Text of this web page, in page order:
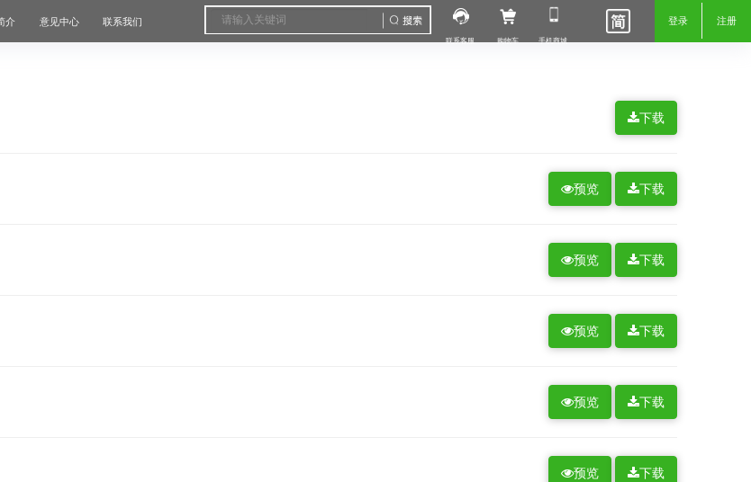
介 意见中心 联系我们
联系客服 购物车 手机商城
登录 注册
下载
预览 下载
预览 下载
预览 下载
预览 下载
预览 下载